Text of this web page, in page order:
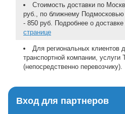
Стоимость доставки по
руб., по ближнему
- 850 руб. Подробнее о
странице
Для региональных клиентов
транспортной компании,
(непосредственно перевозчику).
Вход для партнеров